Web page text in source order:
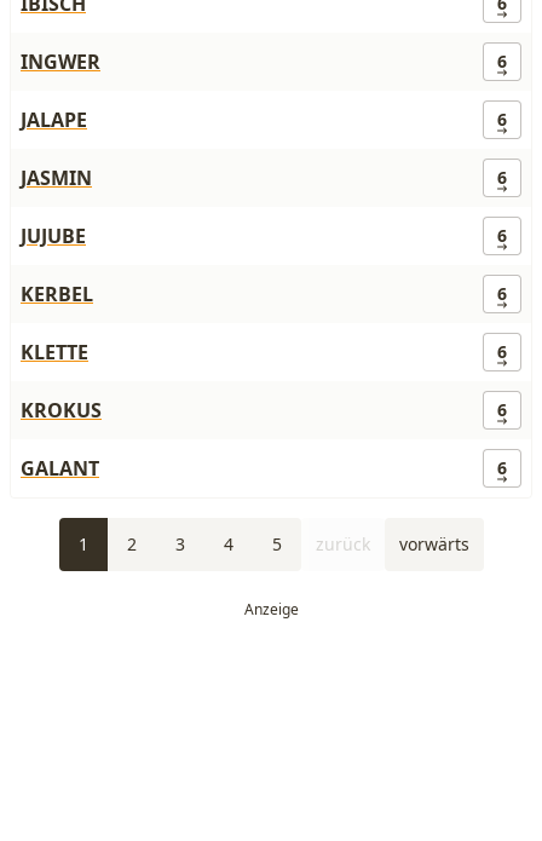
INGWER 6
JALAPE 6
JASMIN 6
JUJUBE 6
KERBEL 6
KLETTE 6
KROKUS 6
GALANT 6
1 2 3 4 5 zurück vorwärts